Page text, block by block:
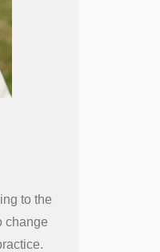
to the
change